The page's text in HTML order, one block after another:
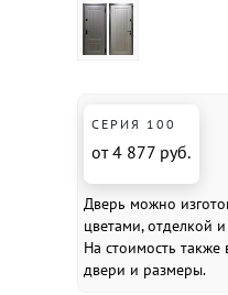
СЕРИЯ 100
от 4 877 руб.
Дверь можно
цветами, отделкой
На стоимость
двери и размеры.